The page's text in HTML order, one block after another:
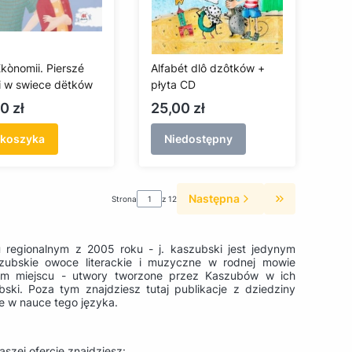
Pierszé
w swiece dëtków
zł
Alfabét dlô dzôtków +
płyta CD
Cena
25,00 zł
Niedostępny
Strona z 12 Następna Przejdź do
z 2005 roku - j. kaszubski jest jedynym
owoce literackie i muzyczne w rodnej mowie
miejscu - utwory tworzone przez Kaszubów w ich
Poza tym znajdziesz tutaj publikacje z dziedziny
w nauce tego języka.